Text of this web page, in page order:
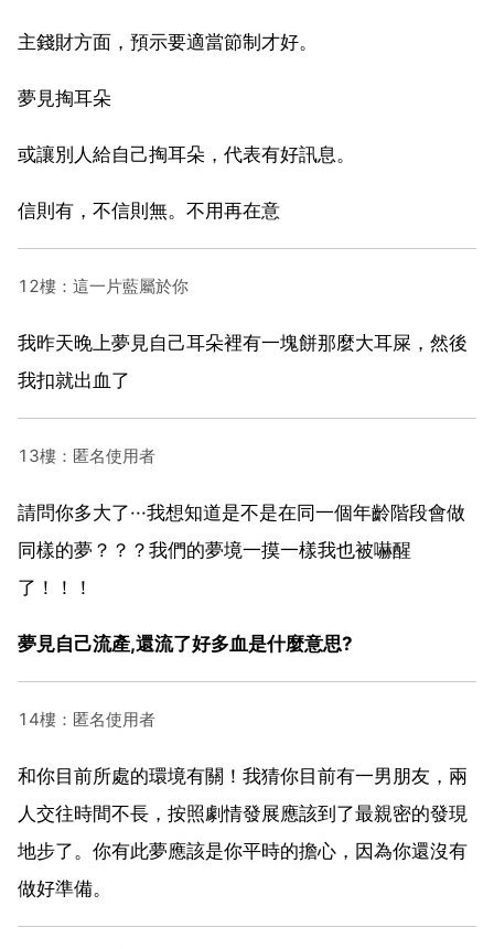
主錢財方面，預示要適當節制才好。
夢見掏耳朵
或讓別人給自己掏耳朵，代表有好訊息。
信則有，不信則無。不用再在意
12樓：這一片藍屬於你
我昨天晚上夢見自己耳朵裡有一塊餅那麼大耳屎，然後
我扣就出血了
13樓：匿名使用者
請問你多大了···我想知道是不是在同一個年齡階段會做
同樣的夢？？？我們的夢境一摸一樣我也被嚇醒
了！！！
夢見自己流產,還流了好多血是什麼意思?
14樓：匿名使用者
和你目前所處的環境有關！我猜你目前有一男朋友，兩
人交往時間不長，按照劇情發展應該到了最親密的發現
地步了。你有此夢應該是你平時的擔心，因為你還沒有
做好準備。